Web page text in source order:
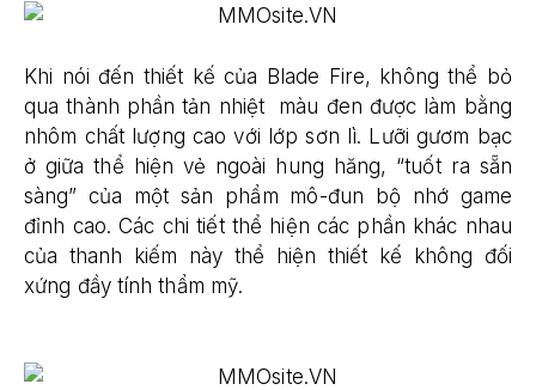
Khi nói đến thiết kế của Blade Fire, không thể bỏ
qua thành phần tản nhiệt màu đen được làm bằng
nhôm chất lượng cao với lớp sơn lì. Lưỡi gươm bạc
ở giữa thể hiện vẻ ngoài hung hăng, “tuốt ra sẵn
sàng” của một sản phẩm mô-đun bộ nhớ game
đỉnh cao. Các chi tiết thể hiện các phần khác nhau
của thanh kiếm này thể hiện thiết kế không đối
xứng đầy tính thẩm mỹ.